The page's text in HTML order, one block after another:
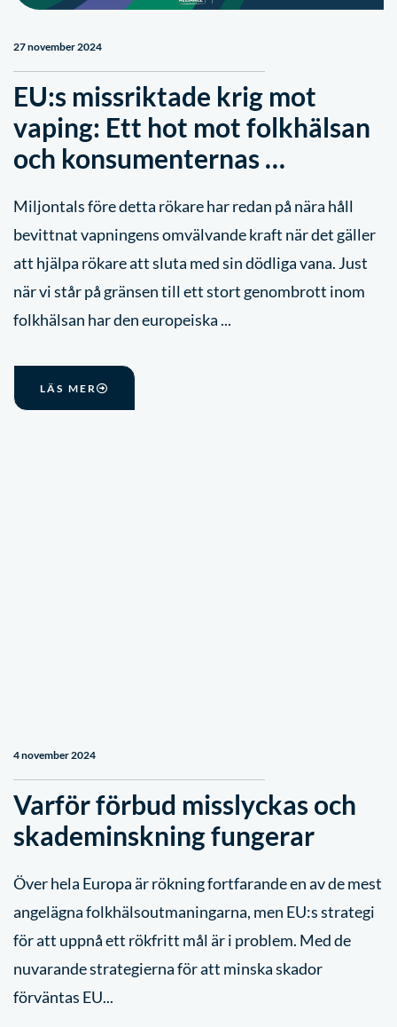
27 november 2024
EU:s missriktade krig mot
vaping: Ett hot mot folkhälsan
och konsumenternas …
Miljontals före detta rökare har redan på nära håll
bevittnat vapningens omvälvande kraft när det gäller
att hjälpa rökare att sluta med sin dödliga vana. Just
när vi står på gränsen till ett stort genombrott inom
folkhälsan har den europeiska ...
LÄS MER
4 november 2024
Varför förbud misslyckas och
skademinskning fungerar
Över hela Europa är rökning fortfarande en av de mest
angelägna folkhälsoutmaningarna, men EU:s strategi
för att uppnå ett rökfritt mål är i problem. Med de
nuvarande strategierna för att minska skador
förväntas EU...